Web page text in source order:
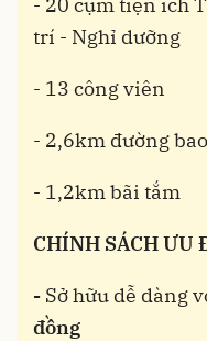
trí - Nghỉ dưỡng
- 13 công viên
- 2,6km đường
- 1,2km bãi tắm
CHÍNH SÁCH ƯU
- Sở hữu dễ dàng
đồng